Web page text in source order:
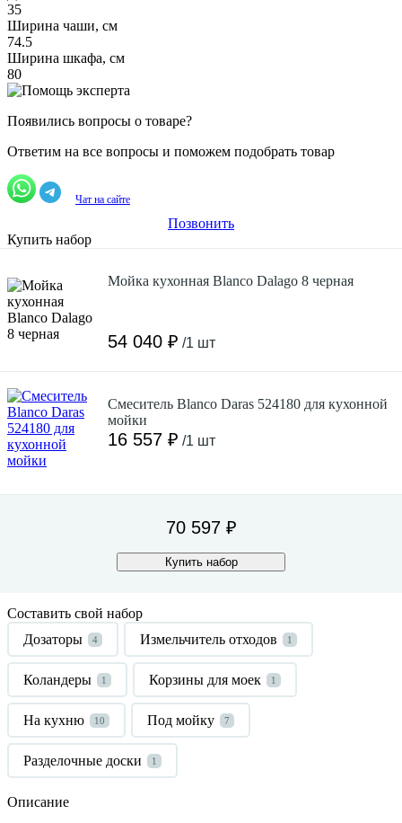
35
Ширина чаши, см
74.5
Ширина шкафа, см
80
Появились вопросы о товаре?
Ответим на все вопросы и поможем подобрать товар
Чат на сайте
Позвонить
Купить набор
Мойка кухонная Blanco Dalago 8 черная
54 040 ₽ /1 шт
Смеситель Blanco Daras 524180 для кухонной
мойки
16 557 ₽ /1 шт
70 597 ₽
Купить набор
Составить свой набор
Дозаторы
4 Измельчитель отходов 1
Коландеры 1 Корзины для моек 1
На кухню 10 Под мойку 7
Разделочные доски 1
Описание